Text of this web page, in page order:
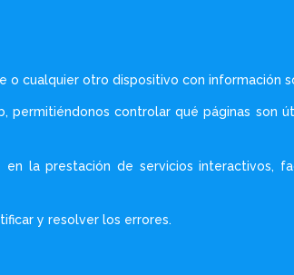
o cualquier otro dispositivo con información
permitiéndonos controlar qué páginas son
la prestación de servicios interactivos,
y resolver los errores.